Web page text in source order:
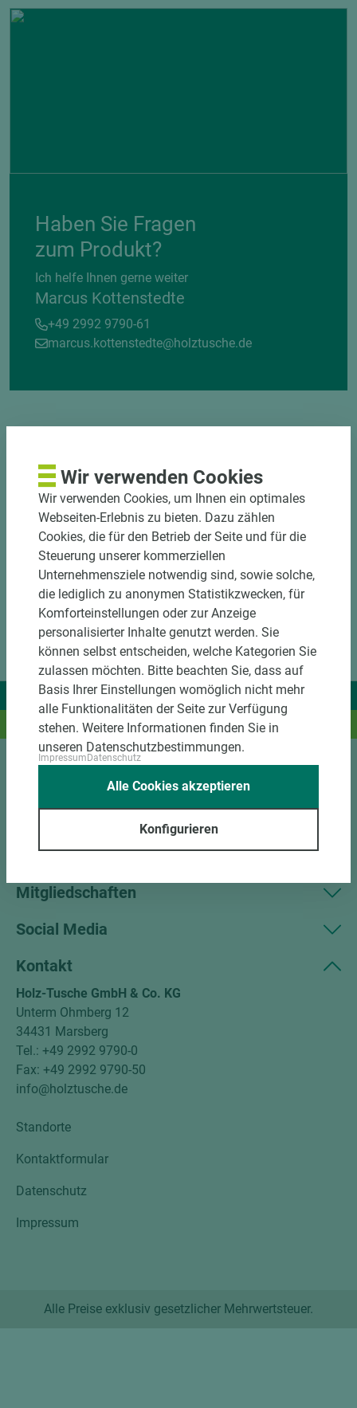
Haben Sie Fragen
zum Produkt?
Ich helfe Ihnen gerne weiter
Marcus Kottenstedte
+49 2992 9790-61
marcus.kottenstedte@holztusche.de
DOWNLOADS
Wir liefern Ideen.
Und das passende Holz dazu.
Unternehmen
Mitgliedschaften
Social Media
Kontakt
Holz-Tusche GmbH & Co. KG
Unterm Ohmberg 12
34431 Marsberg
Tel.: +49 2992 9790-0
Fax: +49 2992 9790-50
info@holztusche.de
Standorte
Kontaktformular
Datenschutz
Impressum
Alle Preise exklusiv gesetzlicher Mehrwertsteuer.
Wir verwenden Cookies
Wir verwenden Cookies, um Ihnen ein optimales
Webseiten-Erlebnis zu bieten. Dazu zählen
Cookies, die für den Betrieb der Seite und für die
Steuerung unserer kommerziellen
Unternehmensziele notwendig sind, sowie solche,
die lediglich zu anonymen Statistikzwecken, für
Komforteinstellungen oder zur Anzeige
personalisierter Inhalte genutzt werden. Sie
können selbst entscheiden, welche Kategorien Sie
zulassen möchten. Bitte beachten Sie, dass auf
Basis Ihrer Einstellungen womöglich nicht mehr
alle Funktionalitäten der Seite zur Verfügung
stehen. Weitere Informationen finden Sie in
unseren Datenschutzbestimmungen.
ImpressumDatenschutz
Konfigurieren
Alle Cookies akzeptieren